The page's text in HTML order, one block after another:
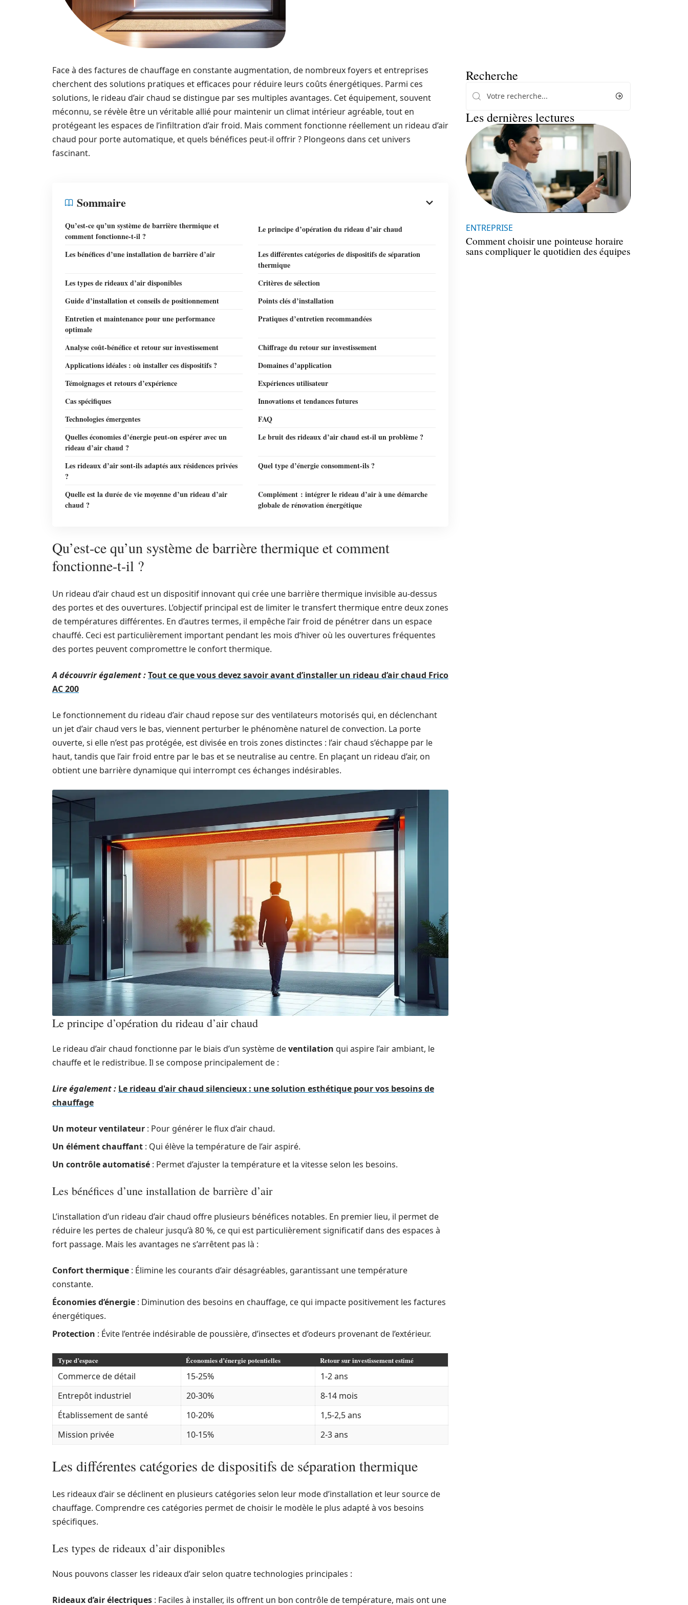
Face à des factures de chauffage en constante augmentation, de nombreux foyers et entreprises
cherchent des solutions pratiques et efficaces pour réduire leurs coûts énergétiques. Parmi ces
solutions, le rideau d’air chaud se distingue par ses multiples avantages. Cet équipement, souvent
méconnu, se révèle être un véritable allié pour maintenir un climat intérieur agréable, tout en
protégeant les espaces de l’infiltration d’air froid. Mais comment fonctionne réellement un rideau d’air
chaud pour porte automatique, et quels bénéfices peut-il offrir ? Plongeons dans cet univers
fascinant.
Sommaire
Qu’est-ce qu’un système de barrière thermique et
comment fonctionne-t-il ?
Le principe d’opération du rideau d’air chaud
Les bénéfices d’une installation de barrière d’air
Les différentes catégories de dispositifs de séparation
thermique
Les types de rideaux d’air disponibles
Critères de sélection
Guide d’installation et conseils de positionnement
Points clés d’installation
Entretien et maintenance pour une performance
optimale
Pratiques d’entretien recommandées
Analyse coût-bénéfice et retour sur investissement
Chiffrage du retour sur investissement
Applications idéales : où installer ces dispositifs ?
Domaines d’application
Témoignages et retours d’expérience
Expériences utilisateur
Cas spécifiques
Innovations et tendances futures
Technologies émergentes
FAQ
Quelles économies d’énergie peut-on espérer avec un
rideau d’air chaud ?
Le bruit des rideaux d’air chaud est-il un problème ?
Les rideaux d’air sont-ils adaptés aux résidences privées
?
Quel type d’énergie consomment-ils ?
Quelle est la durée de vie moyenne d’un rideau d’air
chaud ?
Complément : intégrer le rideau d’air à une démarche
globale de rénovation énergétique
Qu’est-ce qu’un système de barrière thermique et comment
fonctionne-t-il ?
Un rideau d’air chaud est un dispositif innovant qui crée une barrière thermique invisible au-dessus
des portes et des ouvertures. L’objectif principal est de limiter le transfert thermique entre deux zones
de températures différentes. En d’autres termes, il empêche l’air froid de pénétrer dans un espace
chauffé. Ceci est particulièrement important pendant les mois d’hiver où les ouvertures fréquentes
des portes peuvent compromettre le confort thermique.
A découvrir également :Tout ce que vous devez savoir avant d’installer un rideau d’air chaud Frico
AC 200
Le fonctionnement du rideau d’air chaud repose sur des ventilateurs motorisés qui, en déclenchant
un jet d’air chaud vers le bas, viennent perturber le phénomène naturel de convection. La porte
ouverte, si elle n’est pas protégée, est divisée en trois zones distinctes : l’air chaud s’échappe par le
haut, tandis que l’air froid entre par le bas et se neutralise au centre. En plaçant un rideau d’air, on
obtient une barrière dynamique qui interrompt ces échanges indésirables.
Le principe d’opération du rideau d’air chaud
Le rideau d’air chaud fonctionne par le biais d’un système deventilation qui aspire l’air ambiant, le
chauffe et le redistribue. Il se compose principalement de :
Lire également : Le rideau d'air chaud silencieux : une solution esthétique pour vos besoins de
chauffage
Un moteur ventilateur : Pour générer le flux d’air chaud.
Un élément chauffant : Qui élève la température de l’air aspiré.
Un contrôle automatisé : Permet d’ajuster la température et la vitesse selon les besoins.
Les bénéfices d’une installation de barrière d’air
L’installation d’un rideau d’air chaud offre plusieurs bénéfices notables. En premier lieu, il permet de
réduire les pertes de chaleur jusqu’à 80 %, ce qui est particulièrement significatif dans des espaces à
fort passage. Mais les avantages ne s’arrêtent pas là :
Confort thermique : Élimine les courants d’air désagréables, garantissant une température
constante.
Économies d’énergie : Diminution des besoins en chauffage, ce qui impacte positivement les factures
énergétiques.
Protection : Évite l’entrée indésirable de poussière, d’insectes et d’odeurs provenant de l’extérieur.
Type d’espace Économies d’énergie potentielles Retour sur investissement estimé
Commerce de détail 15-25%
1-2 ans
Entrepôt industriel
20-30%
8-14 mois
Établissement de santé
10-20%
1,5-2,5 ans
Mission privée
10-15% 2-3 ans
Les différentes catégories de dispositifs de séparation thermique
Les rideaux d’air se déclinent en plusieurs catégories selon leur mode d’installation et leur source de
chauffage. Comprendre ces catégories permet de choisir le modèle le plus adapté à vos besoins
spécifiques.
Les types de rideaux d’air disponibles
Nous pouvons classer les rideaux d’air selon quatre technologies principales :
Rideaux d’air électriques : Faciles à installer, ils offrent un bon contrôle de température, mais ont une
Recherche
Les dernières lectures
ENTREPRISE
Comment choisir une pointeuse horaire
sans compliquer le quotidien des équipes